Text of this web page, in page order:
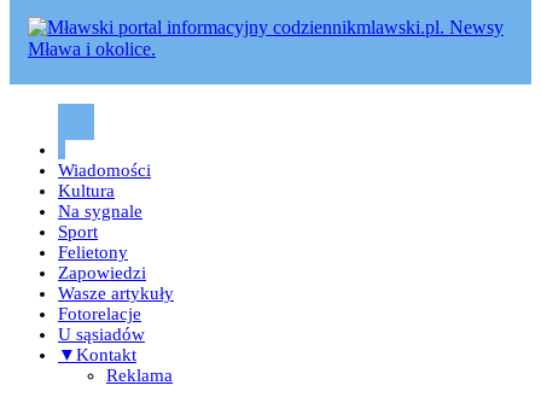
Codziennik mławski – Mława
Wiadomości
Kultura
Na sygnale
Sport
Felietony
Zapowiedzi
Wasze artykuły
Fotorelacje
U sąsiadów
▼Kontakt
Reklama